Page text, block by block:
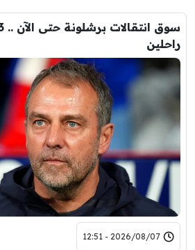
راحلين
2026/08/07 - 12:51